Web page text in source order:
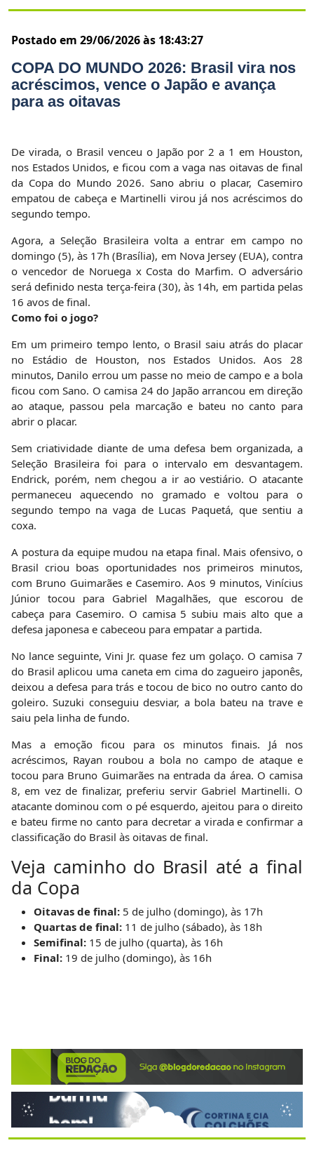
Postado em 29/06/2026 às 18:43:27
COPA DO MUNDO 2026: Brasil vira nos
acréscimos, vence o Japão e avança
para as oitavas
De virada, o Brasil venceu o Japão por 2 a 1 em Houston,
nos Estados Unidos, e ficou com a vaga nas oitavas de final
da Copa do Mundo 2026. Sano abriu o placar, Casemiro
empatou de cabeça e Martinelli virou já nos acréscimos do
segundo tempo.
Agora, a Seleção Brasileira volta a entrar em campo no
domingo (5), às 17h (Brasília), em Nova Jersey (EUA), contra
o vencedor de Noruega x Costa do Marfim. O adversário
será definido nesta terça-feira (30), às 14h, em partida pelas
16 avos de final.
Como foi o jogo?
Em um primeiro tempo lento, o Brasil saiu atrás do placar
no Estádio de Houston, nos Estados Unidos. Aos 28
minutos, Danilo errou um passe no meio de campo e a bola
ficou com Sano. O camisa 24 do Japão arrancou em direção
ao ataque, passou pela marcação e bateu no canto para
abrir o placar.
Sem criatividade diante de uma defesa bem organizada, a
Seleção Brasileira foi para o intervalo em desvantagem.
Endrick, porém, nem chegou a ir ao vestiário. O atacante
permaneceu aquecendo no gramado e voltou para o
segundo tempo na vaga de Lucas Paquetá, que sentiu a
coxa.
A postura da equipe mudou na etapa final. Mais ofensivo, o
Brasil criou boas oportunidades nos primeiros minutos,
com Bruno Guimarães e Casemiro. Aos 9 minutos, Vinícius
Júnior tocou para Gabriel Magalhães, que escorou de
cabeça para Casemiro. O camisa 5 subiu mais alto que a
defesa japonesa e cabeceou para empatar a partida.
No lance seguinte, Vini Jr. quase fez um golaço. O camisa 7
do Brasil aplicou uma caneta em cima do zagueiro japonês,
deixou a defesa para trás e tocou de bico no outro canto do
goleiro. Suzuki conseguiu desviar, a bola bateu na trave e
saiu pela linha de fundo.
Mas a emoção ficou para os minutos finais. Já nos
acréscimos, Rayan roubou a bola no campo de ataque e
tocou para Bruno Guimarães na entrada da área. O camisa
8, em vez de finalizar, preferiu servir Gabriel Martinelli. O
atacante dominou com o pé esquerdo, ajeitou para o direito
e bateu firme no canto para decretar a virada e confirmar a
classificação do Brasil às oitavas de final.
Veja caminho do Brasil até a final
da Copa
Oitavas de final: 5 de julho (domingo), às 17h
Quartas de final: 11 de julho (sábado), às 18h
Semifinal: 15 de julho (quarta), às 16h
Final: 19 de julho (domingo), às 16h